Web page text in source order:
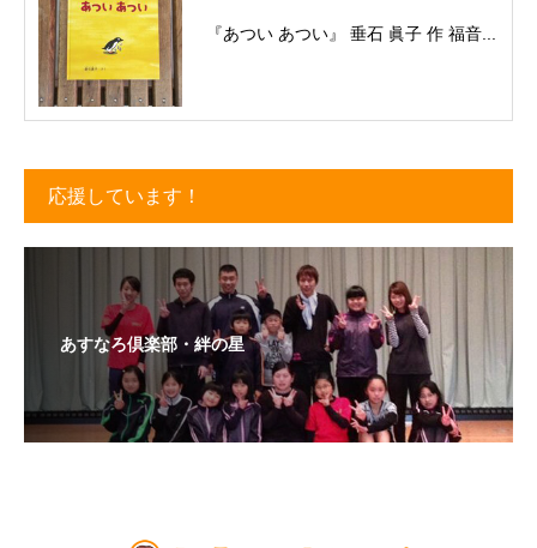
『あつい あつい』 垂石 眞子 作 福音...
応援しています！
あすなろ倶楽部・絆の星